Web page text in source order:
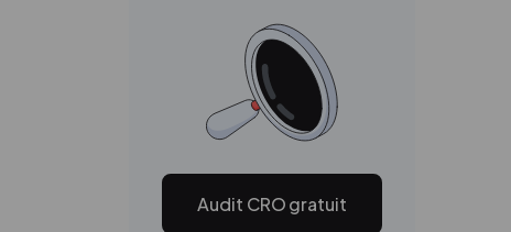
Audit CRO gratuit